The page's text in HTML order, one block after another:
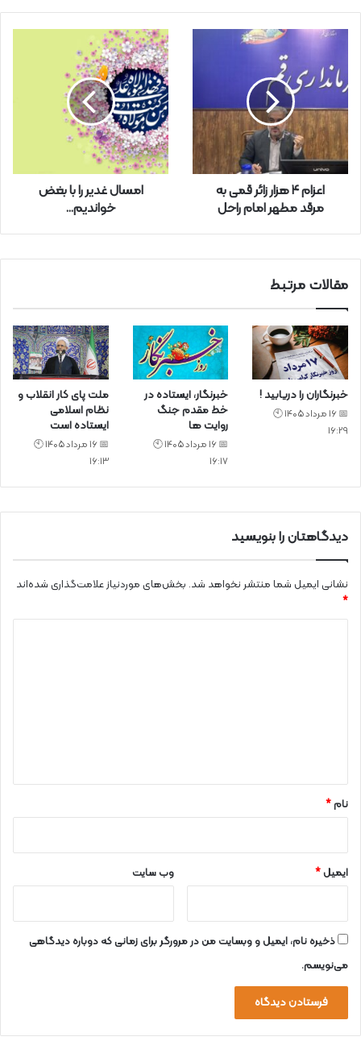
د
ر
ا
و
ا
ر
د
اعزام ۴ هزار زائر قمی به
مرقد مطهر امام راحل
امسال غدیر را با بغض
خواندیم...
مقالات مرتبط
خبرنگاران را دریابید !
📅 16 مرداد 1405 🕙
16:29
خبرنگار، ایستاده در
خط مقدم جنگ
روایت ها
📅 16 مرداد 1405 🕙
16:17
ملت پای کار انقلاب و
نظام اسلامی
ایستاده است
📅 16 مرداد 1405 🕙
16:13
دیدگاهتان را بنویسید
نشانی ایمیل شما منتشر نخواهد شد. بخش‌های موردنیاز علامت‌گذاری شده‌اند
*
نام*
ایمیل* وب‌ سایت
ذخیره نام، ایمیل و وبسایت من در مرورگر برای زمانی که دوباره دیدگاهی
می‌نویسم.